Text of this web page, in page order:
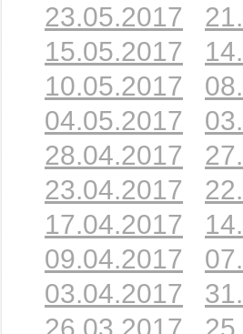
23.05.2017
15.05.2017
10.05.2017
04.05.2017
28.04.2017
23.04.2017
17.04.2017
09.04.2017
03.04.2017
26.03.2017